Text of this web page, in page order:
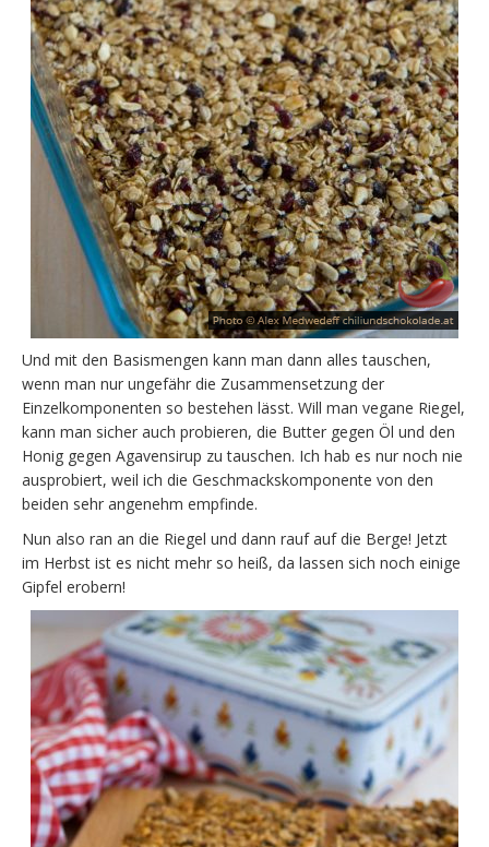
Und mit den Basismengen kann man dann alles tauschen,
wenn man nur ungefähr die Zusammensetzung der
Einzelkomponenten so bestehen lässt. Will man vegane Riegel,
kann man sicher auch probieren, die Butter gegen Öl und den
Honig gegen Agavensirup zu tauschen. Ich hab es nur noch nie
ausprobiert, weil ich die Geschmackskomponente von den
beiden sehr angenehm empfinde.
Nun also ran an die Riegel und dann rauf auf die Berge! Jetzt
im Herbst ist es nicht mehr so heiß, da lassen sich noch einige
Gipfel erobern!